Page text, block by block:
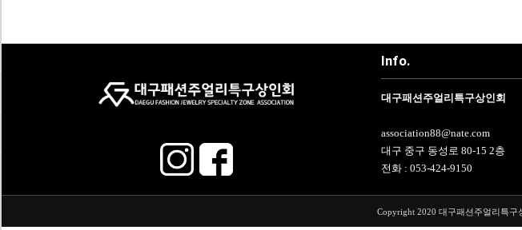
Info.
대구패션주얼리특구상인회
association88@nate.com
대구 중구 동성로 80-15 2층
전화 : 053-424-9150
Copyright 2020 대구패션주얼리특구